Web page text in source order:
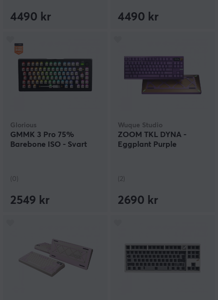
4490 kr 4490 kr
Glorious
GMMK 3 Pro 75%
Barebone ISO - Svart
(0)
2549 kr
Wuque Studio
ZOOM TKL DYNA -
Eggplant Purple
(2)
2690 kr